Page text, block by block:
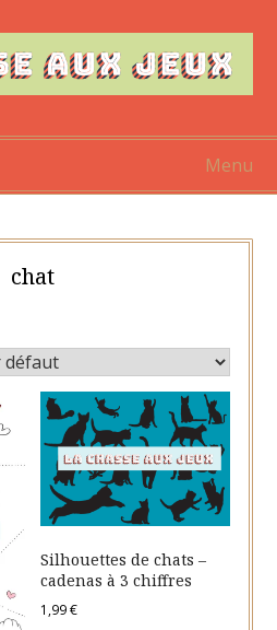
Menu
chat
Silhouettes de chats –
cadenas à 3 chiffres
1,99€